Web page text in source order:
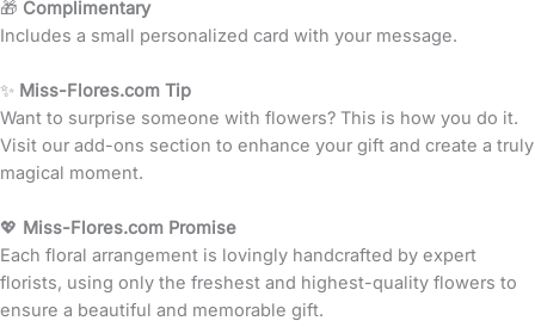
🎁 Complimentary
Includes a small personalized card with your message.
✨ Miss-Flores.com Tip
Want to surprise someone with flowers? This is how you do it.
Visit our add-ons section to enhance your gift and create a truly
magical moment.
💖 Miss-Flores.com Promise
Each floral arrangement is lovingly handcrafted by expert
florists, using only the freshest and highest-quality flowers to
ensure a beautiful and memorable gift.